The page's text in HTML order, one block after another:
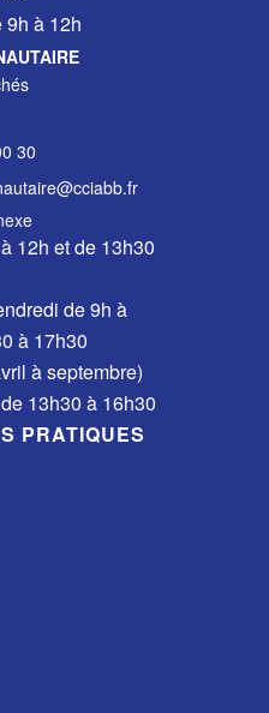
9h à 12h
30
12h et de 13h30
de 9h à
à 17h30
à septembre)
13h30 à 16h30
PRATIQUES